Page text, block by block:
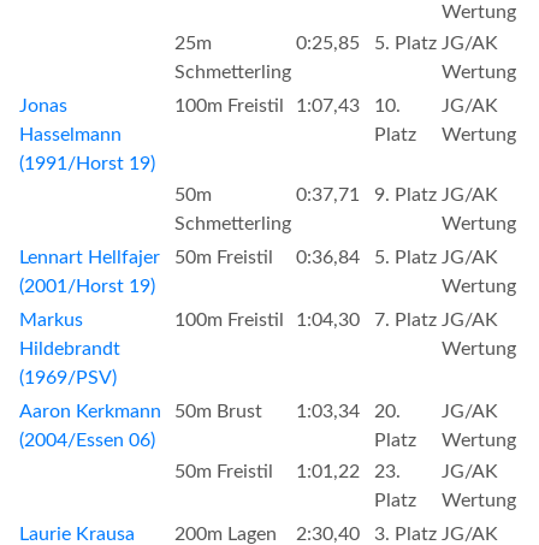
Wertung
25m
Schmetterling
0:25,85 5. Platz JG/AK
Wertung
Jonas
Hasselmann
(1991/Horst 19)
100m Freistil 1:07,43
10.
Platz
JG/AK
Wertung
50m
Schmetterling
0:37,71 9. Platz JG/AK
Wertung
Lennart Hellfajer
(2001/Horst 19)
50m Freistil 0:36,84 5. Platz JG/AK
Wertung
Markus
Hildebrandt
(1969/PSV)
100m Freistil 1:04,30 7. Platz JG/AK
Wertung
Aaron Kerkmann
(2004/Essen 06)
50m Brust 1:03,34
20.
Platz
JG/AK
Wertung
50m Freistil
1:01,22
23.
Platz
JG/AK
Wertung
Laurie Krausa
200m Lagen 2:30,40 3. Platz JG/AK